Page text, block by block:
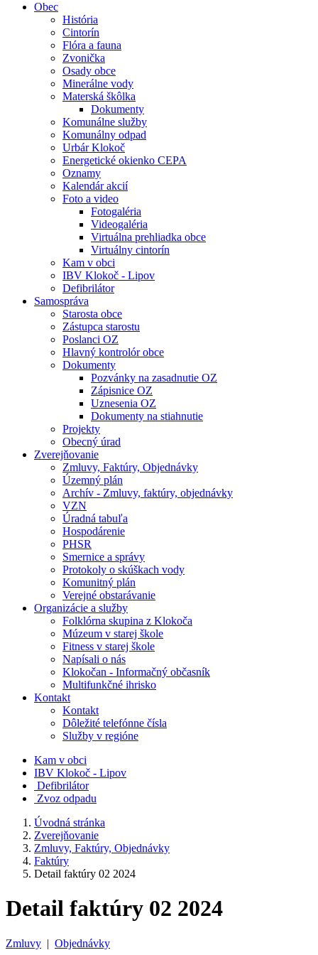
Obec
História
Cintorín
Flóra a fauna
Zvonička
Osady obce
Minerálne vody
Materská škôlka
Dokumenty
Komunálne služby
Komunálny odpad
Urbár Klokoč
Energetické okienko CEPA
Oznamy
Kalendár akcií
Foto a video
Fotogaléria
Videogaléria
Virtuálna prehliadka obce
Virtuálny cintorín
Kam v obci
IBV Klokoč - Lipov
Defibrilátor
Samospráva
Starosta obce
Zástupca starostu
Poslanci OZ
Hlavný kontrolór obce
Dokumenty
Pozvánky na zasadnutie OZ
Zápisnice OZ
Uznesenia OZ
Dokumenty na stiahnutie
Projekty
Obecný úrad
Zverejňovanie
Zmluvy, Faktúry, Objednávky
Územný plán
Archív - Zmluvy, faktúry, objednávky
VZN
Úradná tabuľa
Hospodárenie
PHSR
Smernice a správy
Protokoly o skúškach vody
Komunitný plán
Verejné obstarávanie
Organizácie a služby
Folklórna skupina z Klokoča
Múzeum v starej škole
Fitness v starej škole
Napísali o nás
Klokočan - Informačný občasník
Multifunkčné ihrisko
Kontakt
Kontakt
Dôležité telefónne čísla
Služby v regióne
Kam v obci
IBV Klokoč - Lipov
Defibrilátor
Zvoz odpadu
Úvodná stránka
Zverejňovanie
Zmluvy, Faktúry, Objednávky
Faktúry
Detail faktúry 02 2024
Detail faktúry 02 2024
Zmluvy | Objednávky